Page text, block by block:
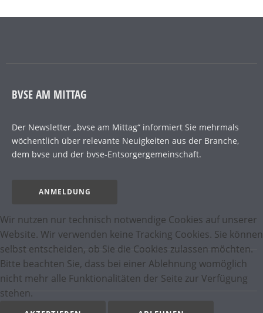
BVSE AM MITTAG
Der Newsletter „bvse am Mittag“ informiert Sie mehrmals
wöchentlich über relevante Neuigkeiten aus der Branche,
dem bvse und der bvse-Entsorgergemeinschaft.
ANMELDUNG
Wir nutzen nur technisch notwendige Cookies auf unserer
Website. Wir verwenden keine Tracking Cookies. Sie können
selbst entscheiden, ob Sie die Cookies zulassen möchten.
Bitte beachten Sie, dass bei einer Ablehnung womöglich
nicht mehr alle Funktionalitäten der Seite zur Verfügung
stehen.